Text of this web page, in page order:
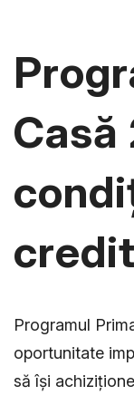
Casă
Programul
oportunitate
să își